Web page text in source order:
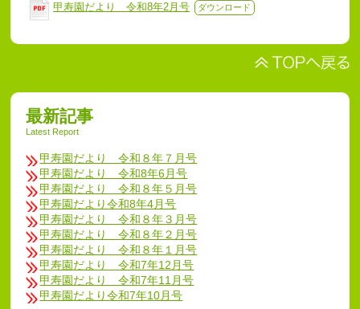
甲寿園だより 令和8年2月号 ダウンロード
最新記事
Latest Report
甲寿園だより 令和８年７月号
甲寿園だより 令和8年6月号
甲寿園だより 令和８年５月号
甲寿園だより令和8年4月号
甲寿園だより 令和８年３月号
甲寿園だより 令和８年２月号
甲寿園だより 令和８年１月号
甲寿園だより 令和7年12月号
甲寿園だより 令和7年11月号
甲寿園だより令和7年10月号